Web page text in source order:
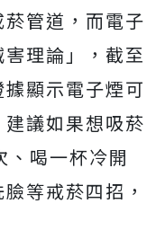
管道，而電子
理論」，截至
顯示電子煙可
議如果想吸菸
、喝一杯冷開
等戒菸四招，